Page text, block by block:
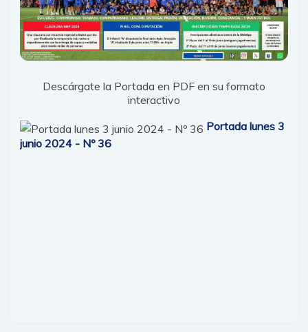
Descárgate la Portada en PDF en su formato
interactivo
Portada lunes 3
junio 2024 - Nº 36